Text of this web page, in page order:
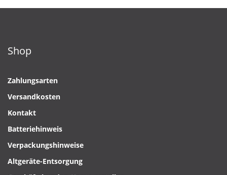
Shop
Zahlungsarten
Versandkosten
Kontakt
Batteriehinweis
Verpackungshinweise
Altgeräte-Entsorgung